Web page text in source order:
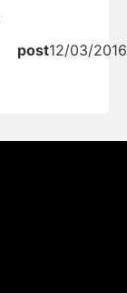
post12/03/2016